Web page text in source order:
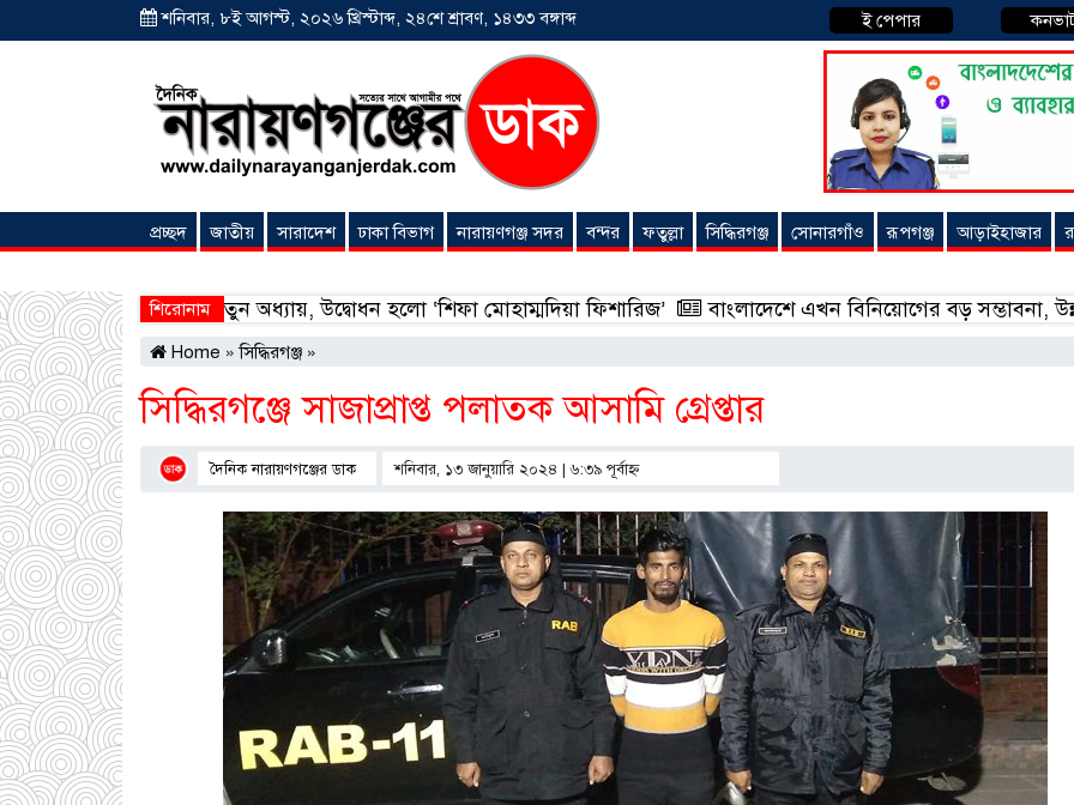
শনিবার, ৮ই আগস্ট, ২০২৬ খ্রিস্টাব্দ, ২৪শে শ্রাবণ, ১৪৩৩ বঙ্গাব্দ ই পেপার
প্রচ্ছদ জাতীয় সারাদেশ ঢাকা বিভাগ নারায়ণগঞ্জ সদর বন্দর ফতুল্লা সিদ্ধিরগঞ্জ সোনারগাঁও রূপগঞ্জ আড়াইহাজার
শিরোনাম
অগ্রযাত্রায় নতুন অধ্যায়, উদ্বোধন হলো ‘শিফা মোহাম্মদিয়া ফিশারিজ’ বাংলাদেশে এখন বিনিয়োগের বড় সম্ভাবনা, উন্নয়নের
Home »সিদ্ধিরগঞ্জ »
সিদ্ধিরগঞ্জে সাজাপ্রাপ্ত পলাতক আসামি গ্রেপ্তার
দৈনিক নারায়ণগঞ্জের ডাক শনিবার, ১৩ জানুয়ারি ২০২৪ | ৬:৩৯ পূর্বাহ্ণ